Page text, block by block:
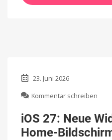
23. Juni 2026
Kommentar schreiben
27:
iOS 27: Neue
Home-